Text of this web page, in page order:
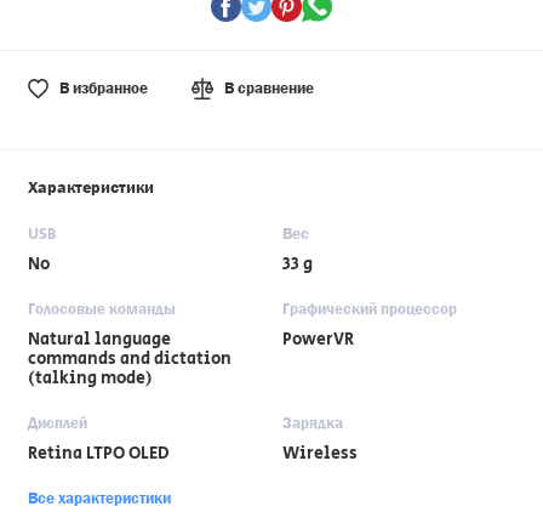
В избранное В сравнение
Характеристики
USB
No
Вес
33 g
Голосовые команды
Natural language
commands and dictation
(talking mode)
Графический процессор
PowerVR
Дисплей
Retina LTPO OLED
Зарядка
Wireless
Все характеристики